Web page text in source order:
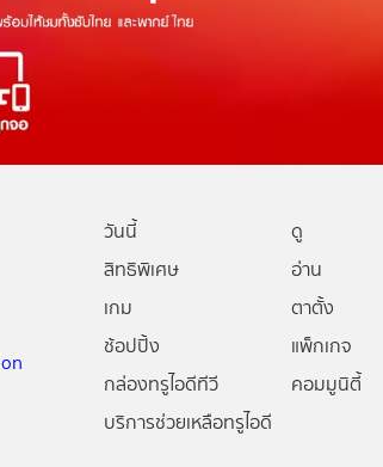
วันนี้
ดู
สิทธิพิเศษ
อ่าน
เกม
ตาตั้ง
ช้อปปิ้ง
แพ็กเกจ
กล่องทรูไอดีทีวี
คอมมูนิตี้
บริการช่วยเหลือทรูไอดี